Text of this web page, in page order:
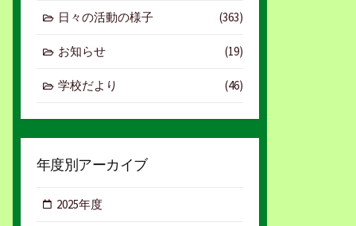
日々の活動の様子 (363)
お知らせ (19)
学校だより (46)
年度別アーカイブ
2025年度